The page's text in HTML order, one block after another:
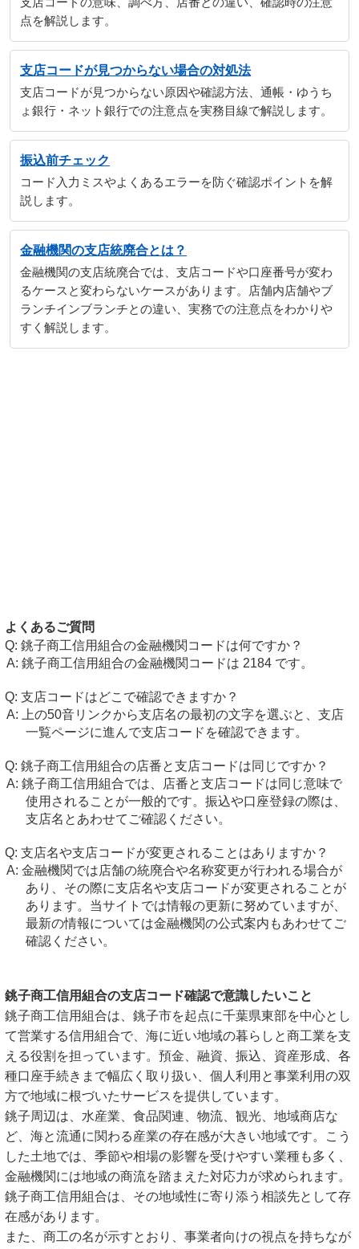
点を解説します。
支店コードが見つからない場合の対処法
支店コードが見つからない原因や確認方法、通帳・ゆうち
ょ銀行・ネット銀行での注意点を実務目線で解説します。
振込前チェック
コード入力ミスやよくあるエラーを防ぐ確認ポイントを解
説します。
金融機関の支店統廃合とは？
金融機関の支店統廃合では、支店コードや口座番号が変わ
るケースと変わらないケースがあります。店舗内店舗やブ
ランチインブランチとの違い、実務での注意点をわかりや
すく解説します。
よくあるご質問
銚子商工信用組合の金融機関コードは何ですか？
銚子商工信用組合の金融機関コードは 2184 です。
支店コードはどこで確認できますか？
上の50音リンクから支店名の最初の文字を選ぶと、支店
一覧ページに進んで支店コードを確認できます。
銚子商工信用組合の店番と支店コードは同じですか？
銚子商工信用組合では、店番と支店コードは同じ意味で
使用されることが一般的です。振込や口座登録の際は、
支店名とあわせてご確認ください。
支店名や支店コードが変更されることはありますか？
金融機関では店舗の統廃合や名称変更が行われる場合が
あり、その際に支店名や支店コードが変更されることが
あります。当サイトでは情報の更新に努めていますが、
最新の情報については金融機関の公式案内もあわせてご
確認ください。
銚子商工信用組合の支店コード確認で意識したいこと
銚子商工信用組合は、銚子市を起点に千葉県東部を中心とし
て営業する信用組合で、海に近い地域の暮らしと商工業を支
える役割を担っています。預金、融資、振込、資産形成、各
種口座手続きまで幅広く取り扱い、個人利用と事業利用の双
方で地域に根づいたサービスを提供しています。
銚子周辺は、水産業、食品関連、物流、観光、地域商店な
ど、海と流通に関わる産業の存在感が大きい地域です。こう
した土地では、季節や相場の影響を受けやすい業種も多く、
金融機関には地域の商流を踏まえた対応力が求められます。
銚子商工信用組合は、その地域性に寄り添う相談先として存
在感があります。
また、商工の名が示すとおり、事業者向けの視点を持ちなが